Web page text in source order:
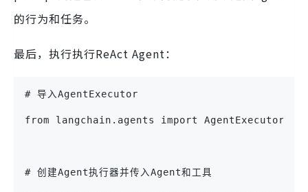
的行为和任务。
最后，执行执行ReAct Agent：
# 导入AgentExecutor
from langchain.agents import AgentExecutor
# 创建Agent执行器并传入Agent和工具